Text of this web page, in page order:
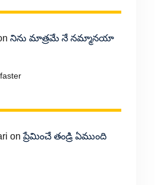
నిను మాత్రమే నే నమ్మానయా
onప్రేమించే తండ్రి ఏముంది